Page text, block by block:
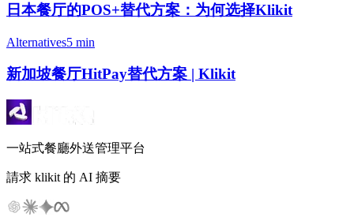
日本餐厅的POS+替代方案：为何选择Klikit
Alternatives5 min
新加坡餐厅HitPay替代方案 | Klikit
一站式餐廳外送管理平台
請求 klikit 的 AI 摘要